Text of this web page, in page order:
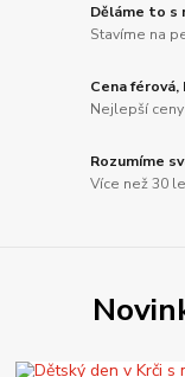
Děláme to s
Stavíme na
Cena
Nejlepší
Rozumíme
Více než 30